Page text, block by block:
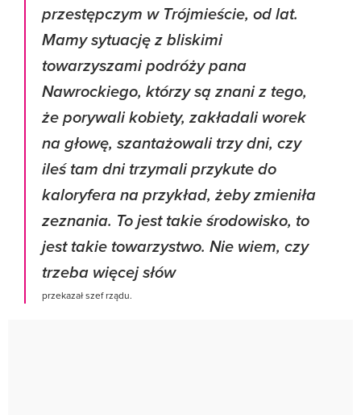
przestępczym w Trójmieście, od lat.
Mamy sytuację z bliskimi
towarzyszami podróży pana
Nawrockiego, którzy są znani z tego,
że porywali kobiety, zakładali worek
na głowę, szantażowali trzy dni, czy
ileś tam dni trzymali przykute do
kaloryfera na przykład, żeby zmieniła
zeznania. To jest takie środowisko, to
jest takie towarzystwo. Nie wiem, czy
trzeba więcej słów
przekazał szef rządu.